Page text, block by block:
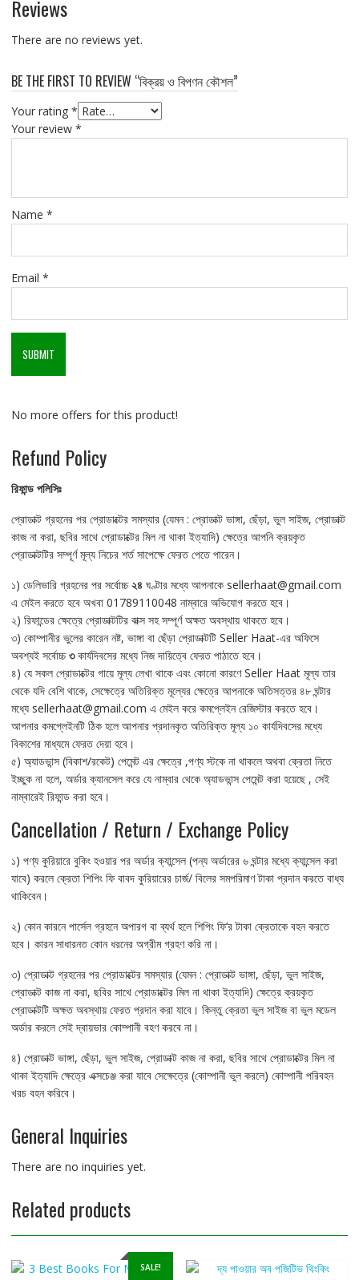
Reviews
There are no reviews yet.
BE THE FIRST TO REVIEW “বিক্রয় ও বিপণন কৌশল”
Your rating *
Your review *
Name *
Email *
No more offers for this product!
Refund Policy
রিফান্ড পলিসিঃ
প্রোডাক্ট গ্রহনের পর প্রোডাক্টের সমস্যার (যেমন : প্রোডাক্ট ভাঙ্গা, ছেঁড়া, ভুল সাইজ, প্রোডাক্ট
কাজ না করা, ছবির সাথে প্রোডাক্টের মিল না থাকা ইত্যাদি) ক্ষেত্রে আপনি ক্রয়কৃত
প্রোডাক্টটির সম্পূর্ণ মূল্য নিচের শর্ত সাপেক্ষে ফেরত পেতে পারেন।
১) ডেলিভারি গ্রহনের পর সর্বোচ্চ২৪ ঘণ্টার মধ্যে আপনাকে sellerhaat@gmail.com
এ মেইল করতে হবে অখবা 01789110048 নাম্বারে অভিযোগ করতে হবে।
২) রিফান্ডের ক্ষেত্রে প্রোডাক্টটির বাক্স সহ সম্পূর্ণ অক্ষত অবস্থায় থাকতে হবে।
৩) কোম্পানীর ভুলের কারেন নষ্ট, ভাঙ্গা বা ছেঁড়া প্রোডাক্টটি Seller Haat-এর অফিসে
অবশ্যই সর্বোচ্চ৩কার্যদিবসের মধ্যে নিজ দায়িত্বে ফেরত পাঠাতে হবে।
৪) যে সকল প্রোডাক্টের গায়ে মূল্য লেখা থাকে এবং কোনো কারণে Seller Haat মূল্য তার
থেকে যদি বেশি থাকে, সেক্ষেত্রে অতিরিক্ত মূল্যের ক্ষেত্রে আপনাকে অতিসত্তর ৪৮ ঘন্টার
মধ্যে sellerhaat@gmail.com এ মেইল করে কমপ্লেইন রেজিস্টার করতে হবে।
আপনার কমপ্লেইনটি ঠিক হলে আপনার প্রদানকৃত অতিরিক্ত মূল্য ১০ কার্যদিবসের মধ্যে
বিকাশের মাধ্যমে ফেরত দেয়া হবে।
৫) অ্যাডভান্স (বিকাশ/রকেট) পেমেন্ট এর ক্ষেত্রে ,পণ্য স্টকে না থাকলে অথবা ক্রেতা নিতে
ইচ্ছুক না হলে, অর্ডার ক্যানসেল করে যে নাম্বার থেকে অ্যাডভান্স পেমেন্ট করা হয়েছে , সেই
নাম্বারেই রিফান্ড করা হবে।
Cancellation / Return / Exchange Policy
১) পণ্য কুরিয়ারে বুকিং হওয়ার পর অর্ডার ক্যান্সেল (পন্য অর্ডারের ৬ ঘন্টার মধ্যে ক্যান্সেল করা
যাবে) করলে ক্রেতা শিপিং ফি বাবদ কুরিয়ারের চার্জ/ বিলের সমপরিমাণ টাকা প্রদান করতে বাধ্য
থাকিবেন।
২) কোন কারনে পার্সেল গ্রহনে অপারগ বা ব্যর্থ হলে শিপিং ফি’র টাকা ক্রেতাকে বহন করতে
হবে। কারন সাধারনত কোন ধরনের অগ্রীম গ্রহণ করি না।
৩) প্রোডাক্ট গ্রহনের পর প্রোডাক্টের সমস্যার (যেমন : প্রোডাক্ট ভাঙ্গা, ছেঁড়া, ভুল সাইজ,
প্রোডাক্ট কাজ না করা, ছবির সাথে প্রোডাক্টের মিল না থাকা ইত্যাদি) ক্ষেত্রে ক্রয়কৃত
প্রোডাক্টটি অক্ষত অবস্থায় ফেরত প্রদান করা যাবে। কিন্তু ক্রেতা ভুল সাইজ বা ভুল মডেল
অর্ডার করলে সেই দ্বায়ভার কোম্পানী বহণ করবে না।
৪) প্রোডাক্ট ভাঙ্গা, ছেঁড়া, ভুল সাইজ, প্রোডাক্ট কাজ না করা, ছবির সাথে প্রোডাক্টের মিল না
থাকা ইত্যাদি ক্ষেত্রে এক্সচেঞ্জ করা যাবে সেক্ষেত্রে (কোম্পানী ভুল করলে) কোম্পানী পরিবহন
খরচ বহন করিবে।
General Inquiries
There are no inquiries yet.
Related products
SALE!